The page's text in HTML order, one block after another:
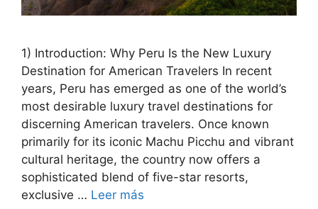
1) Introduction: Why Peru Is the New Luxury
Destination for American Travelers In recent
years, Peru has emerged as one of the world’s
most desirable luxury travel destinations for
discerning American travelers. Once known
primarily for its iconic Machu Picchu and vibrant
cultural heritage, the country now offers a
sophisticated blend of five-star resorts,
exclusive … Leer más